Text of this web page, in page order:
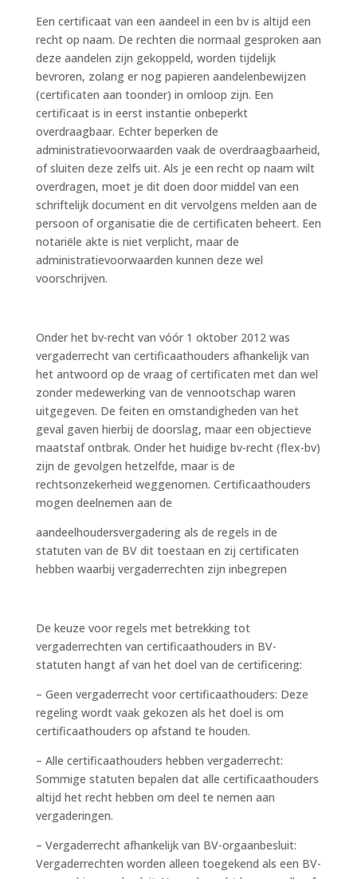
Een certificaat van een aandeel in een bv is altijd een
recht op naam. De rechten die normaal gesproken aan
deze aandelen zijn gekoppeld, worden tijdelijk
bevroren, zolang er nog papieren aandelenbewijzen
(certificaten aan toonder) in omloop zijn. Een
certificaat is in eerst instantie onbeperkt
overdraagbaar. Echter beperken de
administratievoorwaarden vaak de overdraagbaarheid,
of sluiten deze zelfs uit. Als je een recht op naam wilt
overdragen, moet je dit doen door middel van een
schriftelijk document en dit vervolgens melden aan de
persoon of organisatie die de certificaten beheert. Een
notariële akte is niet verplicht, maar de
administratievoorwaarden kunnen deze wel
voorschrijven.
Onder het bv-recht van vóór 1 oktober 2012 was
vergaderrecht van certificaathouders afhankelijk van
het antwoord op de vraag of certificaten met dan wel
zonder medewerking van de vennootschap waren
uitgegeven. De feiten en omstandigheden van het
geval gaven hierbij de doorslag, maar een objectieve
maatstaf ontbrak. Onder het huidige bv-recht (flex-bv)
zijn de gevolgen hetzelfde, maar is de
rechtsonzekerheid weggenomen. Certificaathouders
mogen deelnemen aan de
aandeelhoudersvergadering als de regels in de
statuten van de BV dit toestaan en zij certificaten
hebben waarbij vergaderrechten zijn inbegrepen
De keuze voor regels met betrekking tot
vergaderrechten van certificaathouders in BV-
statuten hangt af van het doel van de certificering:
– Geen vergaderrecht voor certificaathouders: Deze
regeling wordt vaak gekozen als het doel is om
certificaathouders op afstand te houden.
– Alle certificaathouders hebben vergaderrecht:
Sommige statuten bepalen dat alle certificaathouders
altijd het recht hebben om deel te nemen aan
vergaderingen.
– Vergaderrecht afhankelijk van BV-orgaanbesluit:
Vergaderrechten worden alleen toegekend als een BV-